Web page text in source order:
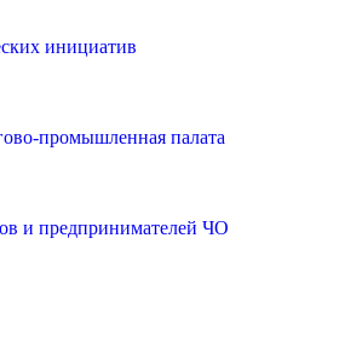
инициатив
промышленная палата
и предпринимателей ЧО